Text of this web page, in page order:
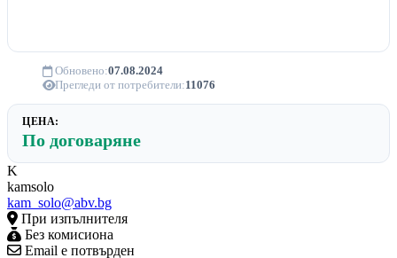
Обновено:07.08.2024
Прегледи от потребители:11076
ЦЕНА:
По договаряне
K
kamsolo
kam_solo@abv.bg
При изпълнителя
Без комисиона
Email е потвърден